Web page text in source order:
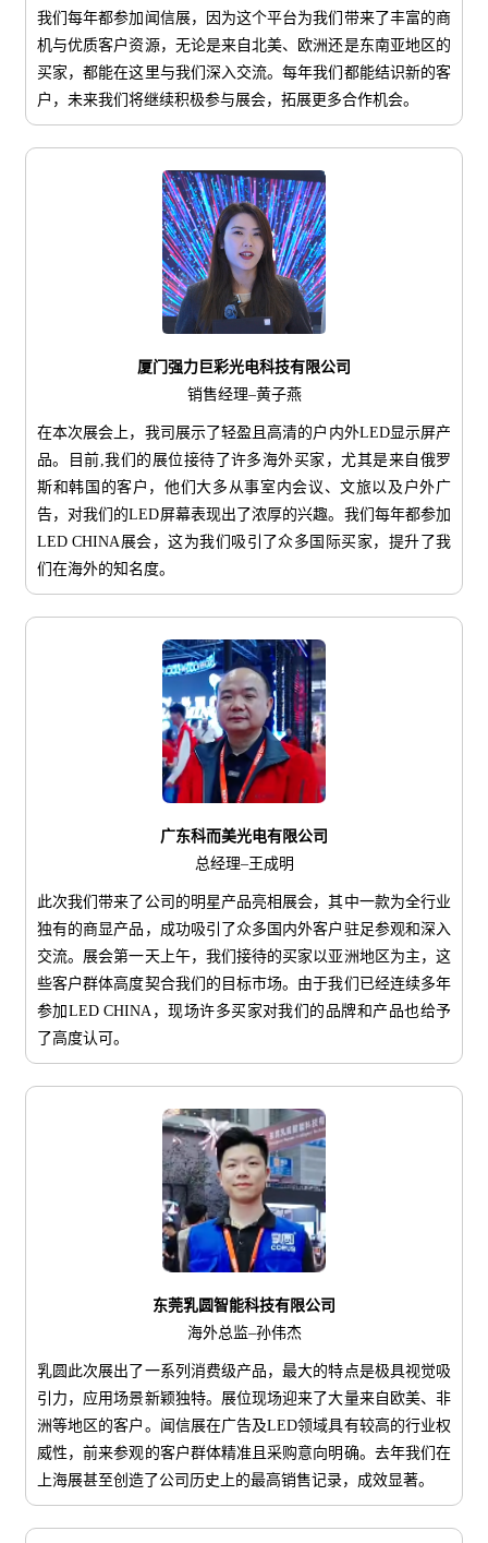
我们每年都参加闻信展，因为这个平台为我们带来了丰富的商
机与优质客户资源，无论是来自北美、欧洲还是东南亚地区的
买家，都能在这里与我们深入交流。每年我们都能结识新的客
户，未来我们将继续积极参与展会，拓展更多合作机会。
厦门强力巨彩光电科技有限公司
销售经理–黄子燕
在本次展会上，我司展示了轻盈且高清的户内外LED显示屏产
品。目前,我们的展位接待了许多海外买家，尤其是来自俄罗
斯和韩国的客户，他们大多从事室内会议、文旅以及户外广
告，对我们的LED屏幕表现出了浓厚的兴趣。我们每年都参加
LED CHINA展会，这为我们吸引了众多国际买家，提升了我
们在海外的知名度。
广东科而美光电有限公司
总经理–王成明
此次我们带来了公司的明星产品亮相展会，其中一款为全行业
独有的商显产品，成功吸引了众多国内外客户驻足参观和深入
交流。展会第一天上午，我们接待的买家以亚洲地区为主，这
些客户群体高度契合我们的目标市场。由于我们已经连续多年
参加LED CHINA，现场许多买家对我们的品牌和产品也给予
了高度认可。
东莞乳圆智能科技有限公司
海外总监–孙伟杰
乳圆此次展出了一系列消费级产品，最大的特点是极具视觉吸
引力，应用场景新颖独特。展位现场迎来了大量来自欧美、非
洲等地区的客户。闻信展在广告及LED领域具有较高的行业权
威性，前来参观的客户群体精准且采购意向明确。去年我们在
上海展甚至创造了公司历史上的最高销售记录，成效显著。